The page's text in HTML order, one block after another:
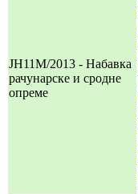
JН11M/2013 - Набавка
рачунарске и сродне
опреме